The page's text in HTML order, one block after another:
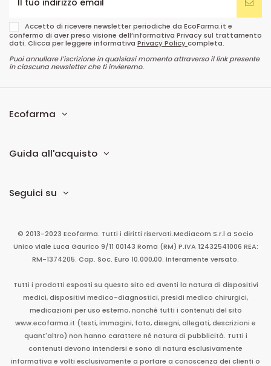
Accetto di ricevere newsletter periodiche da EcoFarma.it e
confermo di aver preso visione dell’informativa Privacy sul trattamento
dati. Clicca per leggere informativa Privacy Policycompleta.
Puoi annullare l’iscrizione in qualsiasi momento attraverso il link presente
in ciascuna newsletter che ti invieremo.
Ecofarma
Guida all'acquisto
Seguici su
© 2013-2023 Ecofarma. Tutti i diritti riservati.Mediacom S.r.l a Socio
Unico viale Luca Gaurico 9/11 00143 Roma (RM) P.IVA 12432541006 REA:
RM-1374205. Cap. Soc. Euro 10.000,00. Interamente versato.
Tutti i prodotti esposti su questo sito ed aventi la natura di dispositivi
medici, dispositivi medico-diagnostici, presidi medico chirurgici,
medicazioni per uso esterno, nonché tutti i contenuti del sito
www.ecofarma.it (testi, immagini, foto, disegni, allegati, descrizioni e
quant'altro) non hanno carattere né natura di pubblicità. Tutti i
contenuti devono intendersi e sono di natura esclusivamente
informativa e volti esclusivamente a portare a conoscenza dei clienti o